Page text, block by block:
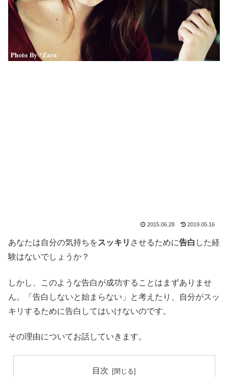
2015.06.28 2019.05.16
あなたは自分の気持ちをスッキリ させるために告白 した経
験はないでしょうか？
しかし、このような告白が成功することはまずありませ
ん。「告白しないと始まらない」と考えたり、自分がスッ
キリするために告白してはいけないのです。
その理由についてお話していきます。
目次